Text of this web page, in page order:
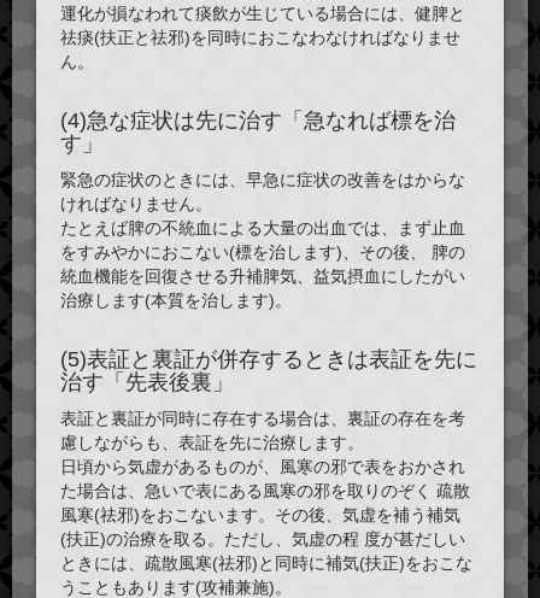
運化が損なわれて痰飲が生じている場合には、健脾と
祛痰(扶正と祛邪)を同時におこなわなければなりませ
ん。
(4)急な症状は先に治す「急なれば標を治
す」
緊急の症状のときには、早急に症状の改善をはからな
ければなりません。
たとえば脾の不統血による大量の出血では、まず止血
をすみやかにおこない(標を治します)、その後、 脾の
統血機能を回復させる升補脾気、益気摂血にしたがい
治療します(本質を治します)。
(5)表証と裏証が併存するときは表証を先に
治す「先表後裏」
表証と裏証が同時に存在する場合は、裏証の存在を考
慮しながらも、表証を先に治療します。
日頃から気虚があるものが、風寒の邪で表をおかされ
た場合は、急いで表にある風寒の邪を取りのぞく 疏散
風寒(祛邪)をおこないます。その後、気虚を補う補気
(扶正)の治療を取る。ただし、気虚の程 度が甚だしい
ときには、疏散風寒(祛邪)と同時に補気(扶正)をおこな
うこともあります(攻補兼施)。